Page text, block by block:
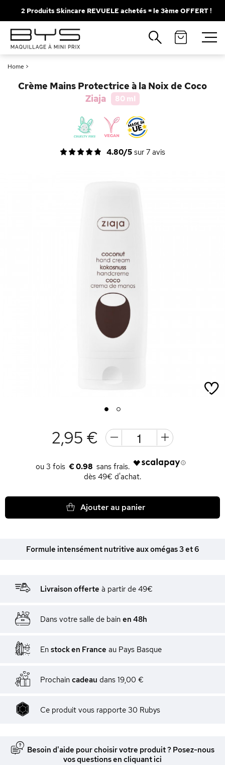
2 Produits Skincare REVUELE achetés = le 3ème OFFERT !
Home >
Crème Mains Protectrice à la Noix de Coco
Ziaja
80 ml
4.80/5 sur 7 avis
1 2
2,95 €
€ 0.98
dès 49€ d'achat.
Ajouter au panier
Formule intensément nutritive aux omégas 3 et 6
Livraison offerte à partir de 49€
Dans votre salle de bain en 48h
En stock en France au Pays Basque
Prochain cadeau dans 19,00 €
Ce produit vous rapporte 30 Rubys
Besoin d'aide pour choisir votre produit ? Posez-nous
vos questions en cliquant ici
Fermer
Recherches populaires
Rouge à Lèvres